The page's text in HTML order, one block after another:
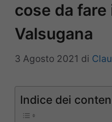
cose da fare
Valsugana
3 Agosto 2021 di
Indice dei